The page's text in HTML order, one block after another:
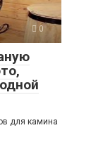
0
для камина